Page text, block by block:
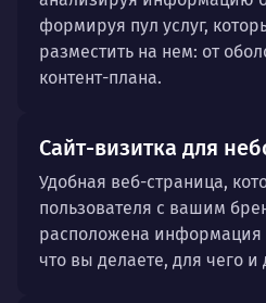
формируя пул услуг,
разместить на нем: от
контент-плана.
Сайт-визитка для
Удобная веб-страница,
пользователя с вашим
расположена
что вы делаете, для чего и